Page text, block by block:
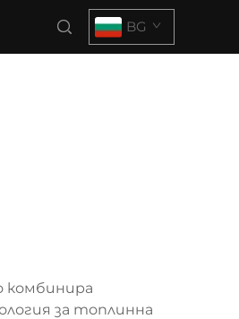
BG
комбинира
за топлинна